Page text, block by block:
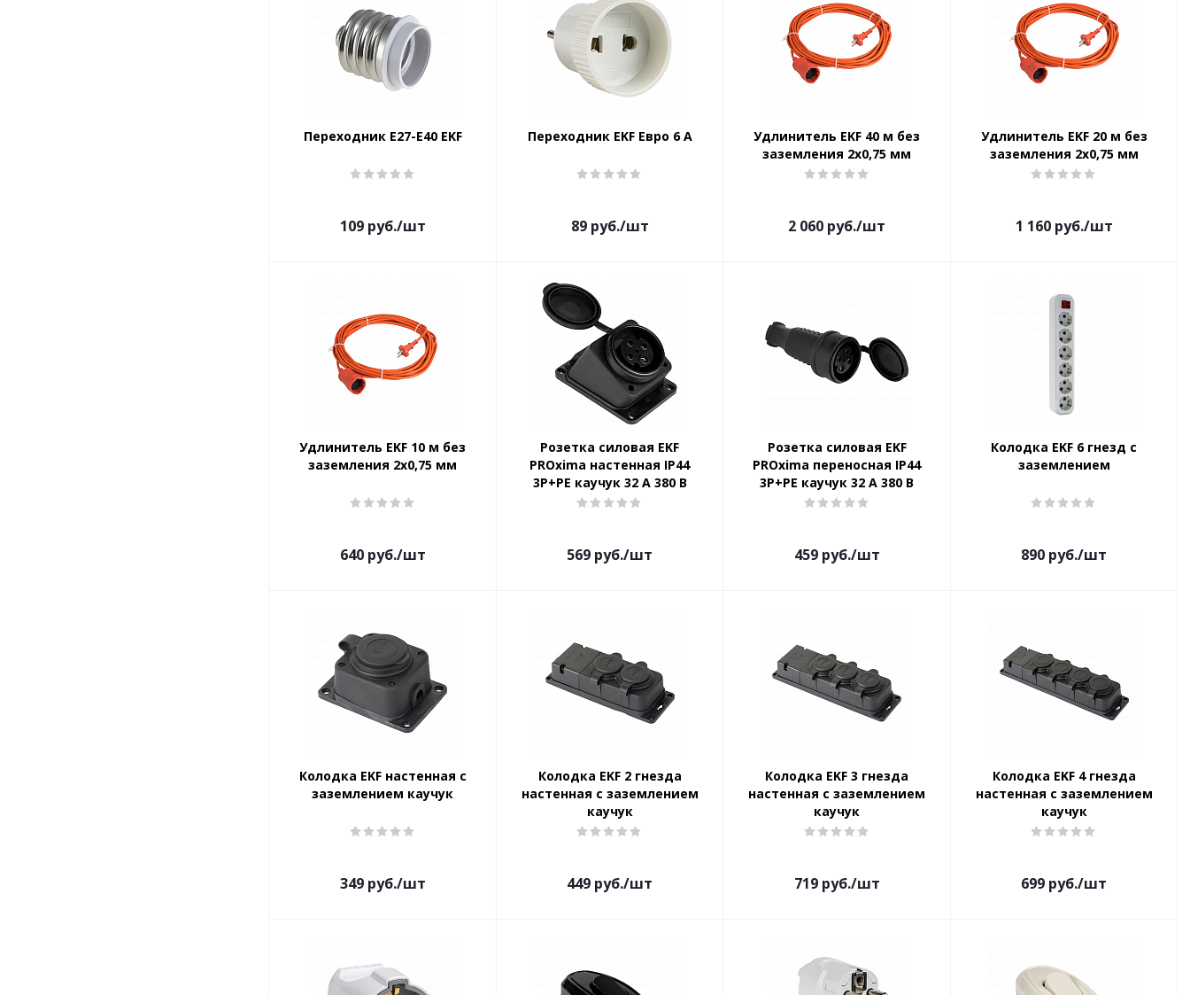
Переходник E27-E40 EKF
109руб./шт
Переходник EKF Евро 6 А
89руб./шт
Удлинитель EKF 40 м без
заземления 2х0,75 мм
2 060 руб./шт
Удлинитель EKF 20 м без
заземления 2х0,75 мм
1 160руб./шт
Удлинитель EKF 10 м без
заземления 2х0,75 мм
640руб./шт
Розетка силовая EKF
PROxima настенная IP44
3Р+РЕ каучук 32 А 380 В
569 руб./шт
Розетка силовая EKF
PROxima переносная IP44
3Р+РЕ каучук 32 А 380 В
459руб./шт
Колодка EKF 6 гнезд с
заземлением
890 руб./шт
Колодка EKF настенная с
заземлением каучук
349руб./шт
Колодка EKF 2 гнезда
настенная с заземлением
каучук
449 руб./шт
Колодка EKF 3 гнезда
настенная с заземлением
каучук
719руб./шт
Колодка EKF 4 гнезда
настенная с заземлением
каучук
699 руб./шт